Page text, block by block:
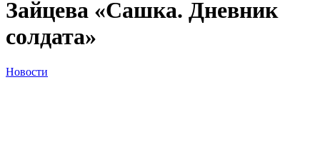
Зайцева «Сашка. Дневник
солдата»
Новости